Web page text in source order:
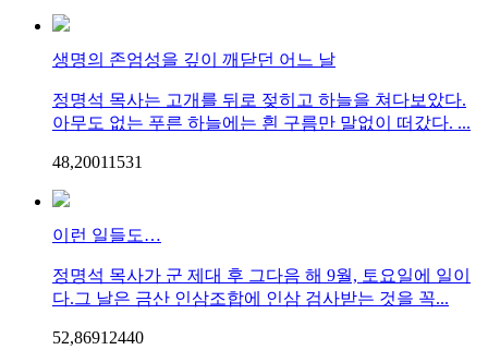
생명의 존엄성을 깊이 깨닫던 어느 날
정명석 목사는 고개를 뒤로 젖히고 하늘을 쳐다보았다.
아무도 없는 푸른 하늘에는 흰 구름만 말없이 떠갔다. ...
48,20011531
이런 일들도…
정명석 목사가 군 제대 후 그다음 해 9월, 토요일에 일이
다.그 날은 금산 인삼조합에 인삼 검사받는 것을 꼭...
52,86912440